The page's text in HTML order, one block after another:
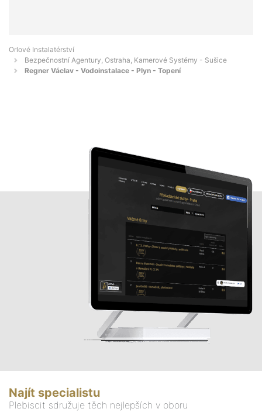
Orlové Instalatérství
Bezpečnostní Agentury, Ostraha, Kamerové Systémy - Sušice
Regner Václav - Vodoinstalace - Plyn - Topení
Najít specialistu
Plebiscit sdružuje těch nejlepších v oboru